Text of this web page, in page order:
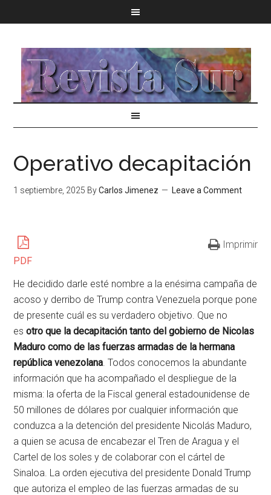
Operativo decapitación
1 septiembre, 2025 ByCarlos Jimenez Leave a Comment
PDF
Imprimir
He decidido darle esté nombre a la enésima campaña de
acoso y derribo de Trump contra Venezuela porque pone
de presente cuál es su verdadero objetivo. Que no
esotro que la decapitación tanto del gobierno de Nicolas
Maduro como de las fuerzas armadas de la hermana
república venezolana. Todos conocemos la abundante
información que ha acompañado el despliegue de la
misma: la oferta de la Fiscal general estadounidense de
50 millones de dólares por cualquier información que
conduzca a la detención del presidente Nicolás Maduro,
a quien se acusa de encabezar el Tren de Aragua y el
Cartel de los soles y de colaborar con el cártel de
Sinaloa. La orden ejecutiva del presidente Donald Trump
que autoriza el empleo de las fuerzas armadas de su